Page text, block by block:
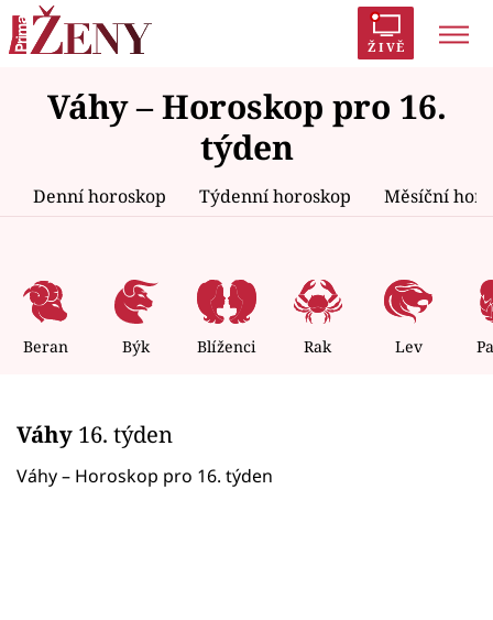
ŽIVĚ
Trendy: Polabí Inspekce Prostřeno!
AYTO?
Proměny
Témata
Celebrity
Seriály
Váhy – Horoskop pro 16.
týden
Denní horoskop Týdenní horoskop Měsíční
Beran Býk Blíženci Rak Lev
Váhy 16. týden
Váhy – Horoskop pro 16. týden